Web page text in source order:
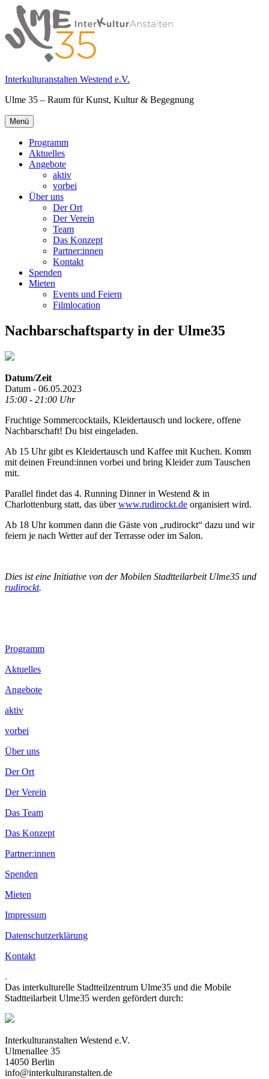
Springe
zum
Inhalt
Interkulturanstalten Westend e.V.
Ulme 35 – Raum für Kunst, Kultur & Begegnung
Primäres
Menü
Menü
Programm
Aktuelles
Angebote
aktiv
vorbei
Über uns
Der Ort
Der Verein
Team
Das Konzept
Partner:innen
Kontakt
Spenden
Mieten
Events und Feiern
Filmlocation
Nachbarschaftsparty in der Ulme35
Datum/Zeit
Datum - 06.05.2023
15:00 - 21:00 Uhr
Fruchtige Sommercocktails, Kleidertausch und lockere, offene
Nachbarschaft! Du bist eingeladen.
Ab 15 Uhr gibt es Kleidertausch und Kaffee mit Kuchen. Komm
mit deinen Freund:innen vorbei und bring Kleider zum Tauschen
mit.
Parallel findet das 4. Running Dinner in Westend & in
Charlottenburg statt, das überwww.rudirockt.de organisiert wird.
Ab 18 Uhr kommen dann die Gäste von „rudirockt“ dazu und wir
feiern je nach Wetter auf der Terrasse oder im Salon.
Dies ist eine Initiative von der Mobilen Stadtteilarbeit Ulme35 und
rudirockt.
Footer
Inhalt
Programm
Aktuelles
Angebote
aktiv
vorbei
Über uns
Der Ort
Der Verein
Das Team
Das Konzept
Partner:innen
Spenden
Mieten
Impressum
Datenschutzerklärung
Kontakt
.
Das interkulturelle Stadtteilzentrum Ulme35 und die Mobile
Stadtteilarbeit Ulme35 werden gefördert durch:
Interkulturanstalten Westend e.V.
Ulmenallee 35
14050 Berlin
info@interkulturanstalten.de